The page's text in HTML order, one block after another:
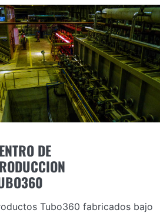
DE
Tubo360 fabricados bajo